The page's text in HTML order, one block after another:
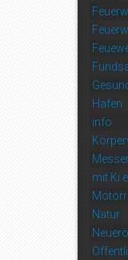
Hafen
info
mit Ki
Natur